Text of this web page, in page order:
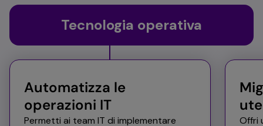
Tecnologia operativa
Automatizza le
operazioni IT ​
Permetti ai team IT di implementare
Offri